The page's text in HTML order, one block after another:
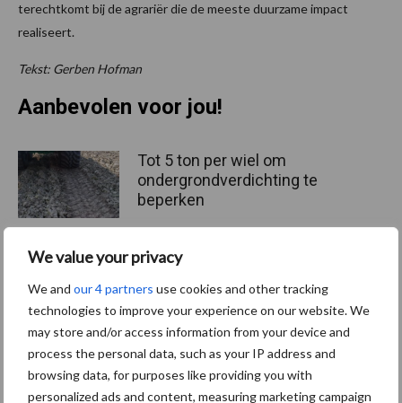
We value your privacy
We and our 4 partners use cookies and other tracking
technologies to improve your experience on our website. We
may store and/or access information from your device and
process the personal data, such as your IP address and
browsing data, for purposes like providing you with
personalized ads and content, measuring marketing campaign
terechtkomt bij de agrariër die de meeste duurzame impact
realiseert.
Tekst: Gerben Hofman
Aanbevolen voor jou!
Tot 5 ton per wiel om
ondergrondverdichting te
beperken
ware: omzet groeit,
nettoresultaat daalt
Machines en werktuigen